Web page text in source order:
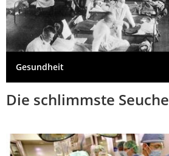
Gesundheit
Die schlimmste